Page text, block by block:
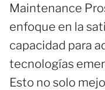
Maintenance
enfoque en la
capacidad para
tecnologías
Esto no solo